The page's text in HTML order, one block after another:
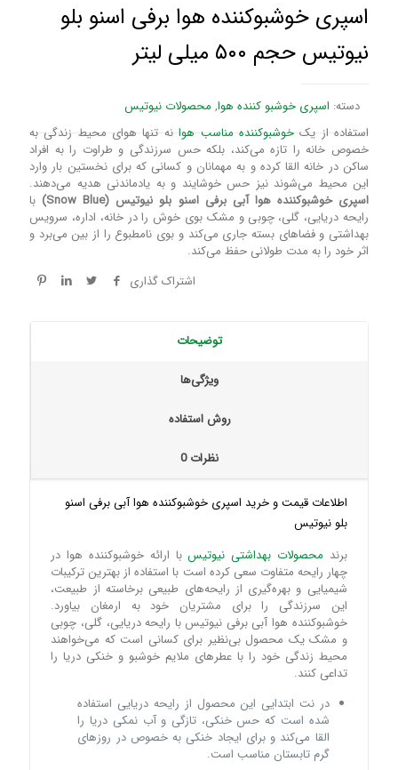
اسپری خوشبوکننده هوا برفی اسنو بلو
نیوتیس حجم ۵۰۰ میلی لیتر
استفاده از یکخوشبوکننده مناسب هوانه تنها هوای محیط زندگی به
خصوص خانه را تازه می‌کند، بلکه حس سرزندگی و طراوت را به افراد
ساکن در خانه القا کرده و به مهمانان و کسانی که برای نخستین بار وارد
این محیط می‌شوند نیز حس خوشایند و به یادماندنی هدیه می‌دهند.
اسپری خوشبوکننده هوا آبی برفی اسنو بلو نیوتیس (Snow Blue)
با
رایحه دریایی، گلی، چوبی و مشک بوی خوش را در خانه، اداره، سرویس
بهداشتی و فضاهای بسته جاری می‌کند و بوی نامطبوع را از بین می‌برد و
اثر خود را به مدت طولانی حفظ می‌کند.
دسته: اسپری خوشبو کننده هوا, محصولات نیوتیس
اشتراک گذاری
توضیحات
ویژگی‌ها
روش استفاده
نظرات0
اطلاعات قیمت و خرید اسپری خوشبوکننده هوا آبی برفی اسنو
بلو نیوتیس
برند محصولات بهداشتی نیوتیسبا ارائه خوشبوکننده هوا در
چهار رایحه متفاوت سعی کرده است با استفاده از بهترین ترکیبات
شیمیایی و بهره‌گیری از رایحه‌های طبیعی برخاسته از طبیعت،
این سرزندگی را برای مشتریان خود به ارمغان بیاورد.
خوشبوکننده هوا آبی برفی نیوتیس با رایحه دریایی، گلی، چوبی
و مشک یک محصول بی‌نظیر برای کسانی است که می‌خواهند
محیط زندگی خود را با عطرهای ملایم خوشبو و خنکی دریا را
تداعی کنند.
در نت ابتدایی این محصول از رایحه دریایی استفاده
شده است که حس خنکی، تازگی و آب نمکی دریا را
القا می‌کند و برای ایجاد خنکی به خصوص در روزهای
گرم تابستان مناسب است.